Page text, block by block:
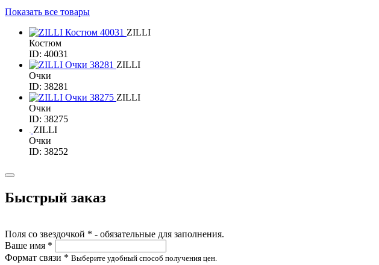
Показать все товары
ZILLI
Костюм
ID: 40031
ZILLI
Очки
ID: 38281
ZILLI
Очки
ID: 38275
ZILLI
Очки
ID: 38252
Быстрый заказ
Поля со звездочкой * - обязательные для заполнения.
Ваше имя *
Формат связи * Выберите удобный способ получения цен.